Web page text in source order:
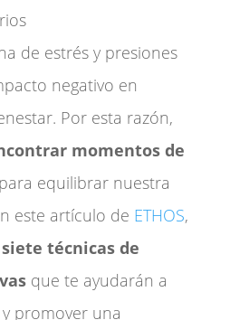
de estrés y presiones
negativo en
Por esta razón,
momentos de
para equilibrar nuestra
este artículo de ETHOS,
técnicas de
que te ayudarán a
promover una